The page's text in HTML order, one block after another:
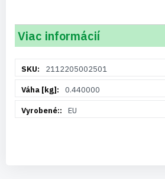
Viac informácií
informácií2112205002501
0.440000
EU